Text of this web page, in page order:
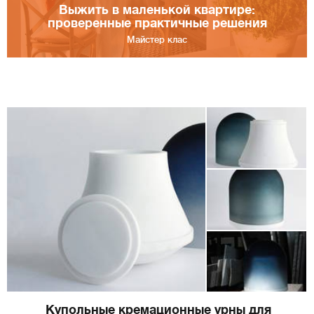
Выжить в маленькой квартире:
проверенные практичные решения
Майстер клас
Купольные кремационные урны для